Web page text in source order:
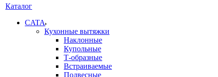
Каталог
CATA
Кухонные вытяжки
Наклонные
Купольные
Т-образные
Встраиваемые
Подвесные